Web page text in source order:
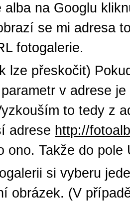
alba na Googlu
se mi adresa
fotogalerie.
lze přeskočit)
v adrese
to tedy z
adrese http://
ono. Takže do
si vyberu
obrázek. (V